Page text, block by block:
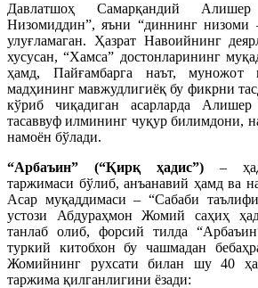
Давлатшоҳ Самарқандий
Низомиддин”, яъни “диннинг низоми
улуғламаган. Ҳазрат Навоийнинг
хусусан, “Хамса” достонларининг
ҳамд, Пайғамбарга наът, муножот
мадҳининг мавжудлигиёқ бу фикрни
кўриб чиқадиган асарларда
тасаввуф илмининг чуқур билимдони,
намоён бўлади.
“Арбаъин” (“Қирқ ҳадис”) –
таржимаси бўлиб, анъанавий ҳамд ва
Асар муқаддимаси – “Сабаби
устози Абдураҳмон Жомий саҳиҳ
танлаб олиб, форсий тилда
туркий китобхон бу чашмадан
Жомийнинг рухсати билан шу 40
таржима қилганлигини ёзади: